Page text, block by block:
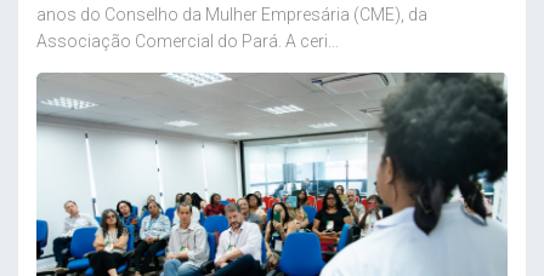
anos do Conselho da Mulher Empresária (CME), da
Associação Comercial do Pará. A ceri...